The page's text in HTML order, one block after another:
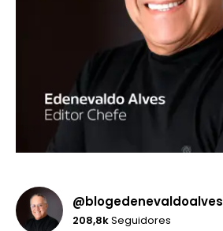
@blogedenevaldoalves
208,8kSeguidores